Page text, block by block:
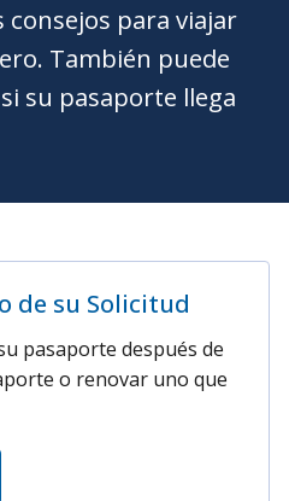
consejos para viajar
También puede
su pasaporte llega
de su Solicitud
pasaporte después de
o renovar uno que